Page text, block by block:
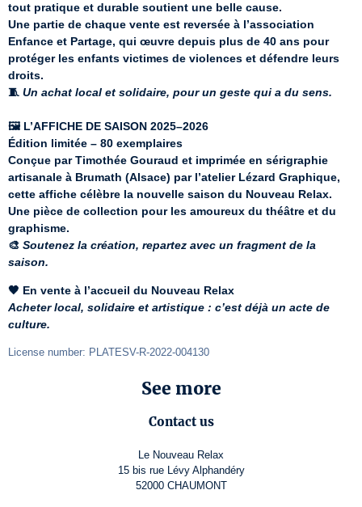
tout pratique et durable soutient une belle cause.
Une partie de chaque vente est reversée à l’association
Enfance et Partage, qui œuvre depuis plus de 40 ans pour
protéger les enfants victimes de violences et défendre leurs
droits.
🧵 Un achat local et solidaire, pour un geste qui a du sens.
🖼️ L’AFFICHE DE SAISON 2025–2026
Édition limitée – 80 exemplaires
Conçue par Timothée Gouraud et imprimée en sérigraphie
artisanale à Brumath (Alsace) par l’atelier Lézard Graphique,
cette affiche célèbre la nouvelle saison du Nouveau Relax.
Une pièce de collection pour les amoureux du théâtre et du
graphisme.
🎨 Soutenez la création, repartez avec un fragment de la
saison.
🖤 En vente à l’accueil du Nouveau Relax
Acheter local, solidaire et artistique : c’est déjà un acte de
culture.
License number: PLATESV-R-2022-004130
See more
Contact us
Le Nouveau Relax
15 bis rue Lévy Alphandéry
52000 CHAUMONT